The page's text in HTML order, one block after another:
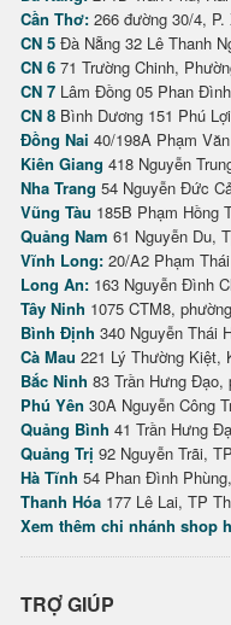
Cần Thơ: 266 đường 30/4,
CN 5 Đà Nẵng 32 Lê Thanh
CN 6 71 Trường Chinh,
CN 7 Lâm Đồng 05 Phan
CN 8 Bình Dương 151 Phú
Đồng Nai 40/198A Phạm
Kiên Giang 418 Nguyễn
Nha Trang 54 Nguyễn Đức
Vũng Tàu 185B Phạm Hồng
Quảng Nam 61 Nguyễn Du,
Vĩnh Long: 20/A2 Phạm
Long An: 163 Nguyễn Đình
Tây Ninh 1075 CTM8,
Bình Định 340 Nguyễn Thái
Cà Mau 221 Lý Thường Kiệt,
Bắc Ninh 83 Trần Hưng
Phú Yên 30A Nguyễn Công
Quảng Bình 41 Trần Hưng
Quảng Trị 92 Nguyễn Trãi,
Hà Tĩnh 54 Phan Đình
Thanh Hóa 177 Lê Lai, TP
Xem thêm chi nhánh shop
TRỢ GIÚP